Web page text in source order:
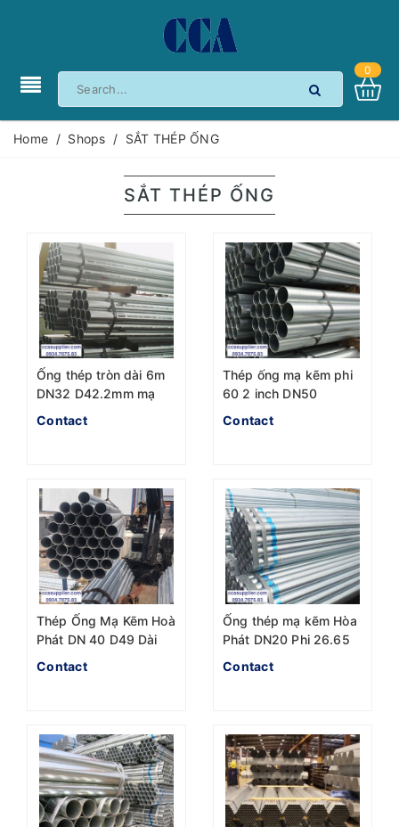
0
Home / Shops / SẮT THÉP ỐNG
SẮT THÉP ỐNG
Ống thép tròn dài 6m
DN32 D42.2mm mạ
kẽm
Contact
Thép ống mạ kẽm phi
60 2 inch DN50
Contact
Thép Ống Mạ Kẽm Hoà
Phát DN 40 D49 Dài
6m BSEN
Contact
Ống thép mạ kẽm Hòa
Phát DN20 Phi 26.65
chuẩn BS 1387
Contact